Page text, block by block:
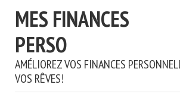
MES FINANCES
PERSO
AMÉLIOREZ VOS FINANCES
VOS RÊVES!